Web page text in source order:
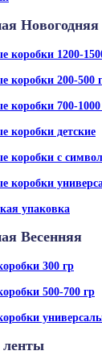
Новогодняя
коробки 1200-
коробки 200-500
коробки 700-1000
коробки детские
коробки с
коробки
упаковка
Весенняя
300 гр
500-700 гр
ленты